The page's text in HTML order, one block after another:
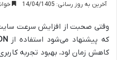
آخرین به روز رسانی: 14/04/1405 خواندن
وقتی صحبت از افزایش سرعت سایت
که پیشنهاد می‌شود استفاده از
کاهش زمان لود، بهبود تجربه